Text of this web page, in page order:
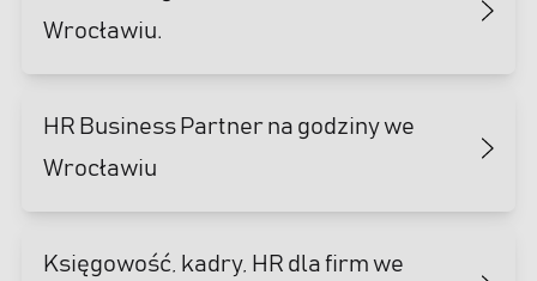
Wrocławiu.
HR Business Partner na godziny we
Wrocławiu
Księgowość, kadry, HR dla firm we